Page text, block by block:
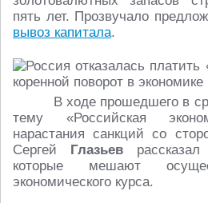
пять лет. Прозвучало
вывоз капитала.
В ходе прошедшего в
тему «Российская
нарастания санкций со
Сергей Глазьев
которые мешают
экономического курса.